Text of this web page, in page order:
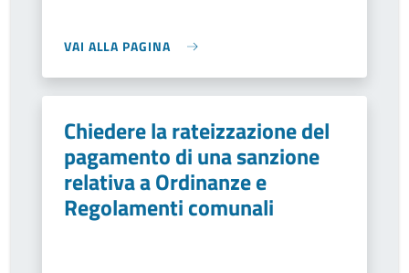
VAI ALLA PAGINA
Chiedere la rateizzazione del
pagamento di una sanzione
relativa a Ordinanze e
Regolamenti comunali